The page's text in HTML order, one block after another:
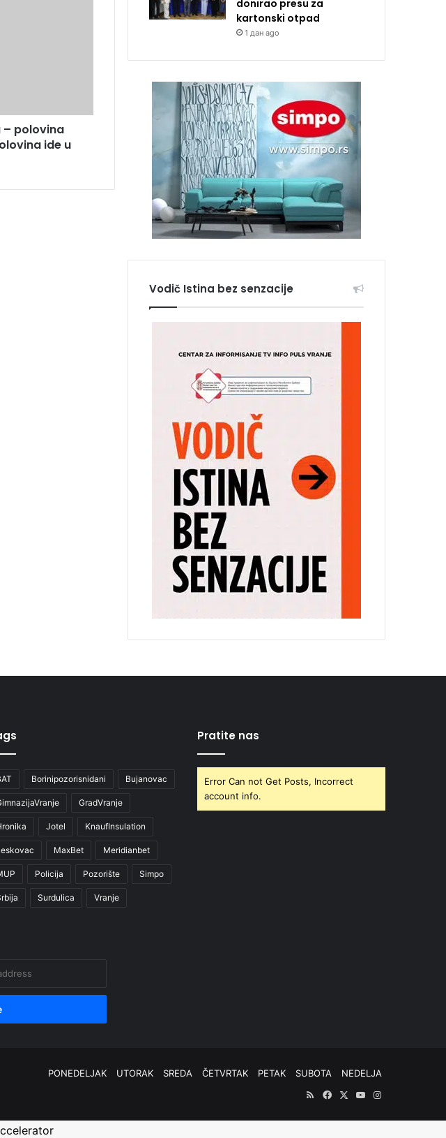
– polovina
ide u
donirao presu za
kartonski otpad
1 дан ago
Vodič Istina bez senzacije
Borinipozorisnidani Bujanovac
GradVranje
Jotel KnaufInsulation
MaxBet Meridianbet
Policija Pozorište Simpo
Surdulica Vranje
Pratite nas
Error Can not Get Posts, Incorrect
account info.
PONEDELJAK UTORAK SREDA ČETVRTAK PETAK SUBOTA
NEDELJA
RSSFacebook
X YouTubeInstagram